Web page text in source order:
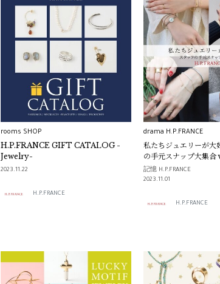
rooms SHOP
H.P.FRANCE GIFT CATALOG -
Jewelry-
2023.11.22
H.P.FRANCE
drama H.P.FRANCE
私たちジュエリーが大
の手元スナップ大集合
記憶 H.P.FRANCE
2023.11.01
H.P.FRANCE